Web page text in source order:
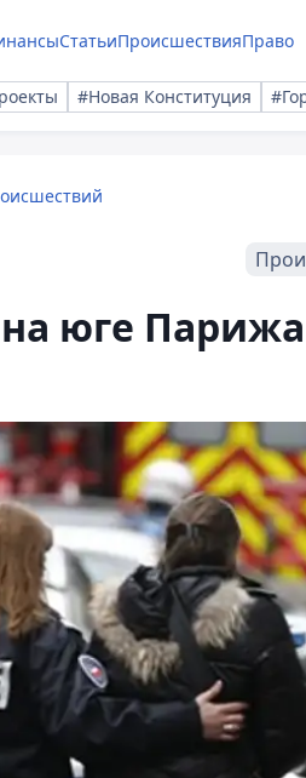
СтатьиПроисшествияПраво
#Новая Конституция
юге Парижа